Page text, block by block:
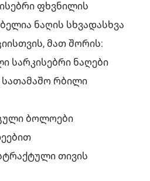
ფხვნილის
ნაღის სხვადასხვა
მათ შორის:
ნაღები
სათამაშო რბილი
ბოლოები
თივის